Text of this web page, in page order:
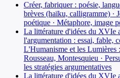
Créer, fabriquer : poésie,
brèves (haïku, calligramme) ·
poétique · Métaphore, image
La littérature d'idées du XVIe
l'argumentation : essai, fable,
L'Humanisme et les Lumières
Rousseau, Montesquieu ·
les stratégies argumentatives
La littérature d'idées du XVIe